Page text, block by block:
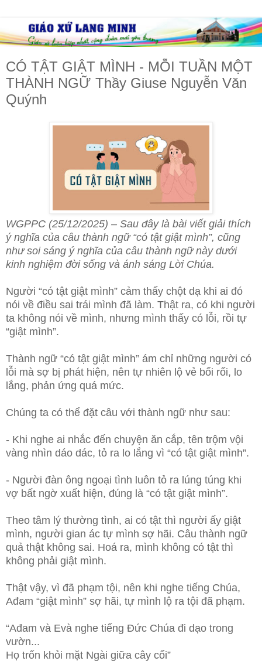
CÓ TẬT GIẬT MÌNH - MỖI TUẦN MỘT
THÀNH NGỮ Thầy Giuse Nguyễn Văn
Quýnh
WGPPC (25/12/2025) – Sau đây là bài viết giải thích
ý nghĩa của câu thành ngữ “có tật giật mình”, cũng
như soi sáng ý nghĩa của câu thành ngữ này dưới
kinh nghiệm đời sống và ánh sáng Lời Chúa.
Người “có tật giật mình” cảm thấy chột dạ khi ai đó
nói về điều sai trái mình đã làm. Thật ra, có khi người
ta không nói về mình, nhưng mình thấy có lỗi, rồi tự
“giật mình”.
Thành ngữ “có tật giật mình” ám chỉ những người có
lỗi mà sợ bị phát hiện, nên tự nhiên lộ vẻ bối rối, lo
lắng, phản ứng quá mức.
Chúng ta có thể đặt câu với thành ngữ như sau:
- Khi nghe ai nhắc đến chuyện ăn cắp, tên trộm vội
vàng nhìn dáo dác, tỏ ra lo lắng vì “có tật giật mình”.
- Người đàn ông ngoại tình luôn tỏ ra lúng túng khi
vợ bất ngờ xuất hiện, đúng là “có tật giật mình”.
Theo tâm lý thường tình, ai có tật thì người ấy giật
mình, người gian ác tự mình sợ hãi. Câu thành ngữ
quả thật không sai. Hoá ra, mình không có tật thì
không phải giật mình.
Thật vậy, vì đã phạm tội, nên khi nghe tiếng Chúa,
Ađam “giật mình” sợ hãi, tự mình lộ ra tội đã phạm.
“Ađam và Evà nghe tiếng Đức Chúa đi dạo trong
vườn...
Họ trốn khỏi mặt Ngài giữa cây cối”